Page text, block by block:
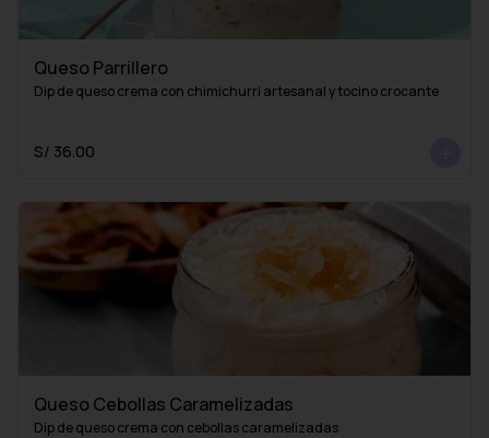
Queso Parrillero
Dip de queso crema con chimichurri artesanal y tocino crocante
S/ 36.00
Queso Cebollas Caramelizadas
Dip de queso crema con cebollas caramelizadas